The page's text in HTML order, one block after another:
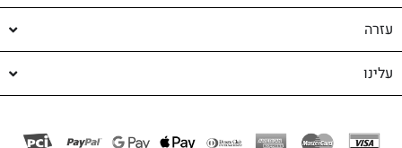
עזרה
עלינו